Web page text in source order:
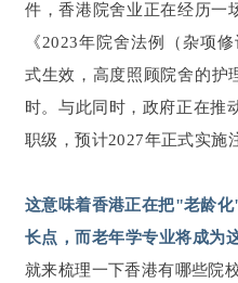
件，香港院舍业正在经历一
《2023年院舍法例（杂项
式生效，高度照顾院舍的护
时。与此同时，政府正在推
职级，预计2027年正式实施
这意味着香港正在把"老龄
长点，而老年学专业将成为
就来梳理一下香港有哪些院